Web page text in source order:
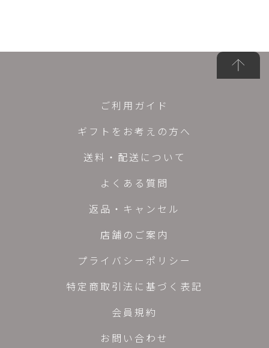
ご利用ガイド
ギフトをお考えの方へ
送料・配送について
よくある質問
返品・キャンセル
店舗のご案内
プライバシーポリシー
特定商取引法に基づく表記
会員規約
お問い合わせ